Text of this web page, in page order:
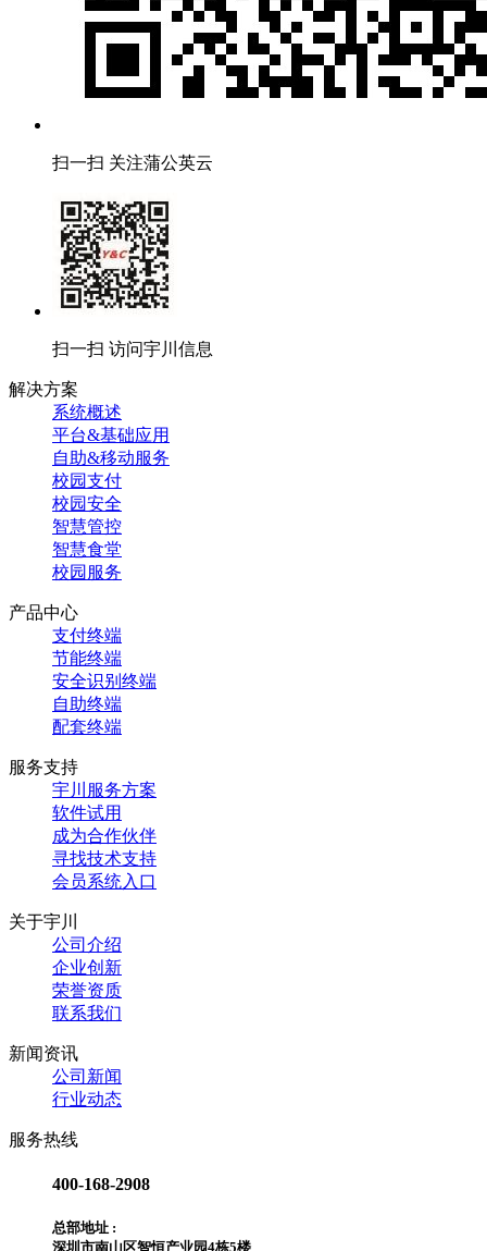
扫一扫 关注蒲公英云
扫一扫 访问宇川信息
解决方案
系统概述
平台&基础应用
自助&移动服务
校园支付
校园安全
智慧管控
智慧食堂
校园服务
产品中心
支付终端
节能终端
安全识别终端
自助终端
配套终端
服务支持
宇川服务方案
软件试用
成为合作伙伴
寻找技术支持
会员系统入口
关于宇川
公司介绍
企业创新
荣誉资质
联系我们
新闻资讯
公司新闻
行业动态
服务热线
400-168-2908
总部地址 :
深圳市南山区智恒产业园4栋5楼